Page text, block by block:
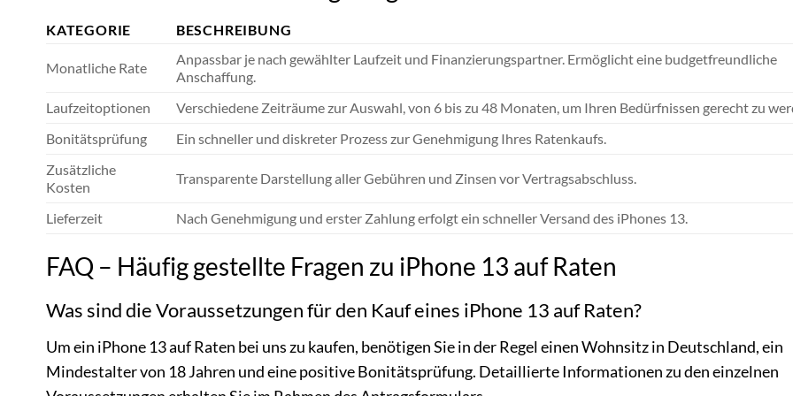
KATEGORIE BESCHREIBUNG
Monatliche Rate
Anpassbar je nach gewählter Laufzeit und Finanzierungspartner. Ermöglicht eine budgetfreundliche
Anschaffung.
Laufzeitoptionen
Verschiedene Zeiträume zur Auswahl, von 6 bis zu 48 Monaten, um Ihren Bedürfnissen gerecht zu
Bonitätsprüfung
Ein schneller und diskreter Prozess zur Genehmigung Ihres Ratenkaufs.
Zusätzliche
Kosten
Transparente Darstellung aller Gebühren und Zinsen vor Vertragsabschluss.
Lieferzeit Nach Genehmigung und erster Zahlung erfolgt ein schneller Versand des iPhones 13.
FAQ – Häufig gestellte Fragen zu iPhone 13 auf Raten
Was sind die Voraussetzungen für den Kauf eines iPhone 13 auf Raten?
Um ein iPhone 13 auf Raten bei uns zu kaufen, benötigen Sie in der Regel einen Wohnsitz in Deutschland, ein
Mindestalter von 18 Jahren und eine positive Bonitätsprüfung. Detaillierte Informationen zu den einzelnen